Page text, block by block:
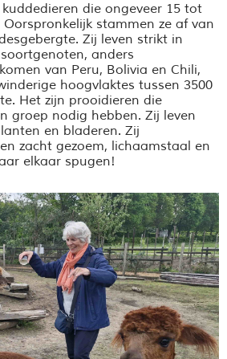
kuddedieren die ongeveer 15 tot
stammen ze af van
Zij leven strikt in
anders
van Peru, Bolivia en Chili,
hoogvlaktes tussen 3500
Het zijn prooidieren die
groep nodig hebben. Zij leven
en bladeren. Zij
zacht gezoem, lichaamstaal en
elkaar spugen!